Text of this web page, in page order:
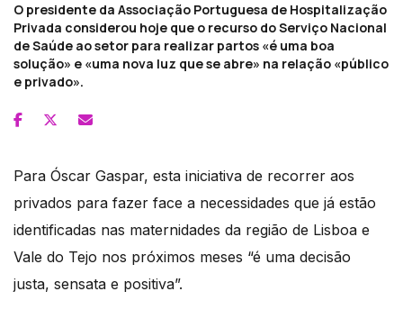
O presidente da Associação Portuguesa de Hospitalização
Privada considerou hoje que o recurso do Serviço Nacional
de Saúde ao setor para realizar partos «é uma boa
solução» e «uma nova luz que se abre» na relação «público
e privado».
Para Óscar Gaspar, esta iniciativa de recorrer aos
privados para fazer face a necessidades que já estão
identificadas nas maternidades da região de Lisboa e
Vale do Tejo nos próximos meses “é uma decisão
justa, sensata e positiva”.